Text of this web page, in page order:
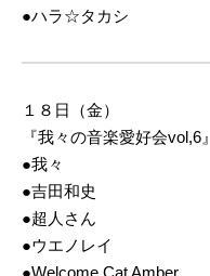
●ハラ☆タカシ
１８日（金）
『我々の音楽愛好会vol,6』
●我々
●吉田和史
●超人さん
●ウエノレイ
●Welcome Cat Amber